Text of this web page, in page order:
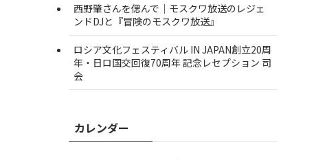
西野肇さんを偲んで｜モスクワ放送のレジェ
ンドDJと『冒険のモスクワ放送』
ロシア文化フェスティバル IN JAPAN創立20周
年・日ロ国交回復70周年 記念レセプション 司
会
カレンダー